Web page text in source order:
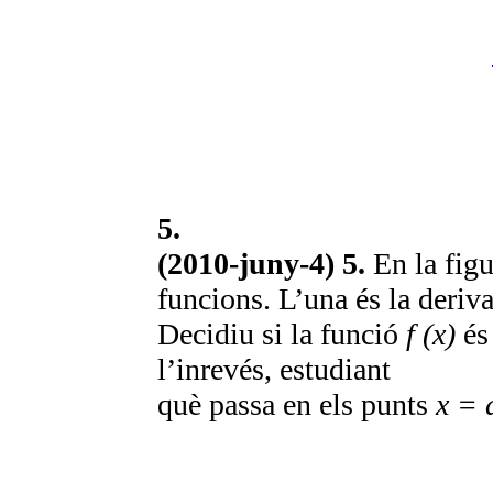
5.
(2010-juny-4) 5. En la
funcions. L’una és la
Decidiu si la funció f (x)
l’inrevés, estudiant
què passa en els punts x =